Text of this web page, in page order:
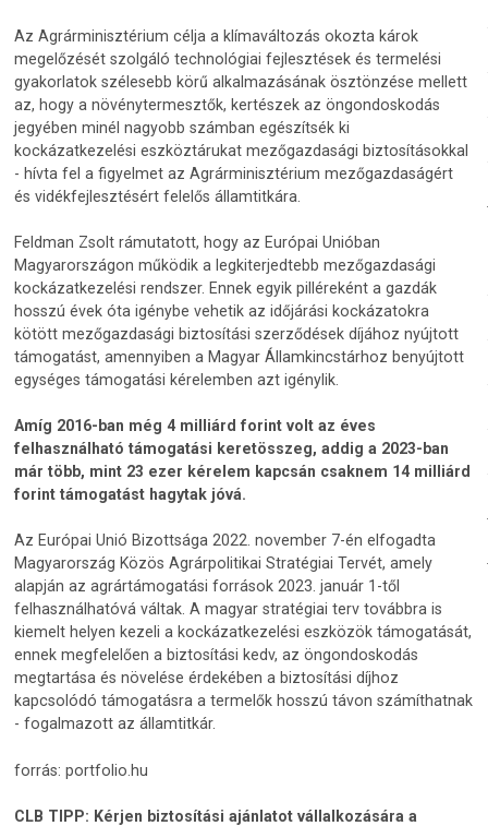
Az Agrárminisztérium célja a klímaváltozás okozta károk
megelőzését szolgáló technológiai fejlesztések és termelési
gyakorlatok szélesebb körű alkalmazásának ösztönzése mellett
az, hogy a növénytermesztők, kertészek az öngondoskodás
jegyében minél nagyobb számban egészítsék ki
kockázatkezelési eszköztárukat mezőgazdasági biztosításokkal
- hívta fel a figyelmet az Agrárminisztérium mezőgazdaságért
és vidékfejlesztésért felelős államtitkára.
Feldman Zsolt rámutatott, hogy az Európai Unióban
Magyarországon működik a legkiterjedtebb mezőgazdasági
kockázatkezelési rendszer. Ennek egyik pilléreként a gazdák
hosszú évek óta igénybe vehetik az időjárási kockázatokra
kötött mezőgazdasági biztosítási szerződések díjához nyújtott
támogatást, amennyiben a Magyar Államkincstárhoz benyújtott
egységes támogatási kérelemben azt igénylik.
Amíg 2016-ban még 4 milliárd forint volt az éves
felhasználható támogatási keretösszeg, addig a 2023-ban
már több, mint 23 ezer kérelem kapcsán csaknem 14 milliárd
forint támogatást hagytak jóvá.
Az Európai Unió Bizottsága 2022. november 7-én elfogadta
Magyarország Közös Agrárpolitikai Stratégiai Tervét, amely
alapján az agrártámogatási források 2023. január 1-től
felhasználhatóvá váltak. A magyar stratégiai terv továbbra is
kiemelt helyen kezeli a kockázatkezelési eszközök támogatását,
ennek megfelelően a biztosítási kedv, az öngondoskodás
megtartása és növelése érdekében a biztosítási díjhoz
kapcsolódó támogatásra a termelők hosszú távon számíthatnak
- fogalmazott az államtitkár.
forrás: portfolio.hu
CLB TIPP: Kérjen biztosítási ajánlatot vállalkozására a